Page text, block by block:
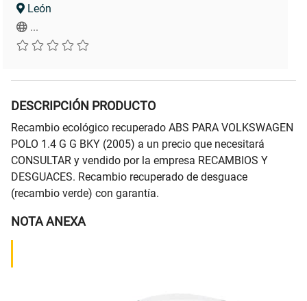
León
...
DESCRIPCIÓN PRODUCTO
Recambio ecológico recuperado ABS PARA VOLKSWAGEN
POLO 1.4 G G BKY (2005) a un precio que necesitará
CONSULTAR y vendido por la empresa RECAMBIOS Y
DESGUACES. Recambio recuperado de desguace
(recambio verde) con garantía.
NOTA ANEXA